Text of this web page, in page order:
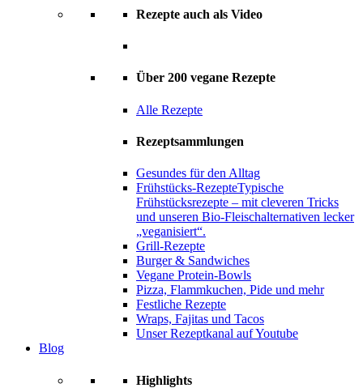
Rezepte auch als Video
Über 200 vegane Rezepte
Alle Rezepte
Rezeptsammlungen
Gesundes für den Alltag
Frühstücks-RezepteTypische
Frühstücksrezepte – mit cleveren Tricks
und unseren Bio-Fleischalternativen lecker
„veganisiert“.
Grill-Rezepte
Burger & Sandwiches
Vegane Protein-Bowls
Pizza, Flammkuchen, Pide und mehr
Festliche Rezepte
Wraps, Fajitas und Tacos
Unser Rezeptkanal auf Youtube
Blog
Highlights